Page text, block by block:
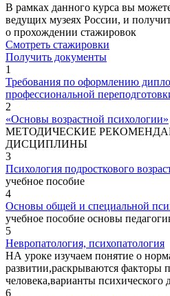
В рамках данного курса вы
ведущих музеях России, и
о прохождении стажировок
Смотреть стажировки
Получить документы
1
Требования по оформлению
профессиональной
2
«Основы возрастной психологии»
МЕТОДИЧЕСКИЕ
ДИСЦИПЛИНЫ
3
Психология подросткового
учебное пособие
4
Основы общей и специальной
учебное пособие основы
5
Невропатология, психопатология
НА уроке изучаем понятие о
развитии,раскрываются факторы
человека,варианты психического
6